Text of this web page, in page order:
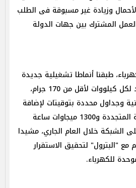
وزيادة غير مسبوقة فى الطلب
المشترك بين جهات الدولة
طبقنا أنماطا تشغيلية جديدة
وخفضنا استهلاك الوقود لكل كيلووات لأقل من 170 جرام،
وجداول محددة بتوقيتات لإضافة
2200 ميجاوات من الطاقة المتجددة و1300 ميجاوات ساعة
الشبكة خلال العام الجاري، مشيدا
مع "البترول" لتحقيق الاستقرار
للكهرباء.